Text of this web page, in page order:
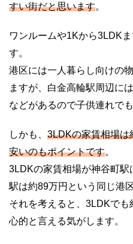
すい街だと思います。
ワンルームや1Kから3LDK
す。
港区には一人暮らし向けの
ますが、白金高輪駅周辺に
などがあるので子供連れで
しかも、 3LDKの家賃相場は
安いのもポイントです。
3LDKの家賃相場が神谷町駅
駅は約89万円という同じ港
それを考えると、3LDKで
心的と言える気がします。